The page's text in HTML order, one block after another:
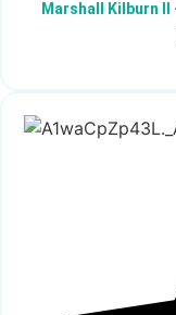
Marshall Kilburn